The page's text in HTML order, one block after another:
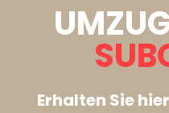
Erhalten Sie